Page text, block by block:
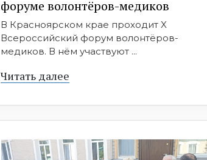
форуме волонтёров-медиков
В Красноярском крае проходит X
Всероссийский форум волонтёров-
медиков. В нём участвуют ...
Читать далее